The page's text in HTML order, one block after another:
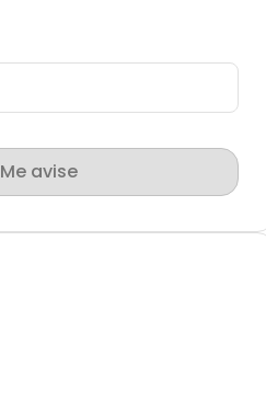
Me avise